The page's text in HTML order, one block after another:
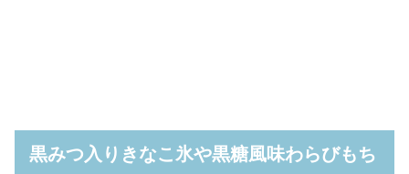
黒みつ入りきなこ氷や黒糖風味わらびもち